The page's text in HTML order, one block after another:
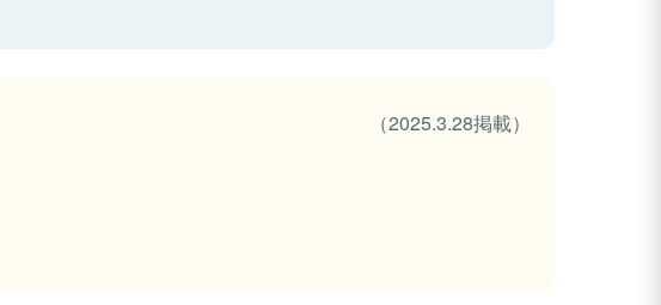
（2025.3.28掲載）